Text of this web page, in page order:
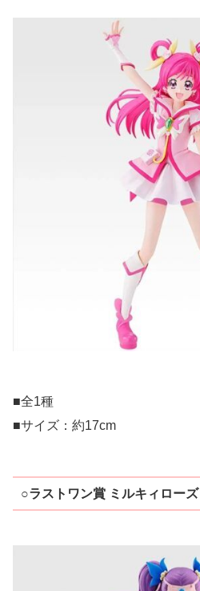
■全1種
■サイズ：約17cm
○ラストワン賞 ミルキィロー